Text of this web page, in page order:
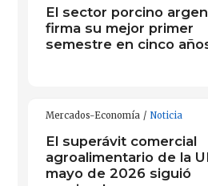
El sector porcino
firma su mejor primer
semestre en cinco
Mercados-Economía Noticia
El superávit comercial
agroalimentario de la
mayo de 2026 siguió